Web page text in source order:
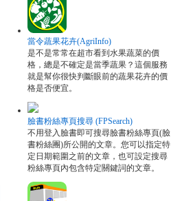
當令蔬果花卉(AgriInfo)
是不是常常在超市看到水果蔬菜的價
格，總是不確定是當季蔬果？這個服務
就是幫你很快判斷眼前的蔬果花卉的價
格是否便宜。
臉書粉絲專頁搜尋 (FPSearch)
不用登入臉書即可搜尋臉書粉絲專頁(臉
書粉絲團)所公開的文章。您可以指定特
定日期範圍之前的文章，也可設定搜尋
粉絲專頁內包含特定關鍵詞的文章。